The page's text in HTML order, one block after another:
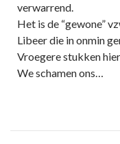
verwarrend.
Het is de “gewone”
Libeer die in onmin
Vroegere stukken
We schamen ons…